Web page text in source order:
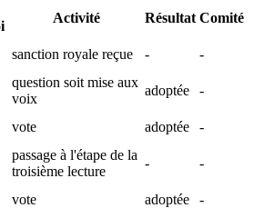
Activité Résultat Comité
sanction royale reçue -
-
question soit mise aux
voix
adoptée
-
vote adoptée
-
passage à l'étape de la
troisième lecture
-
-
vote adoptée
-